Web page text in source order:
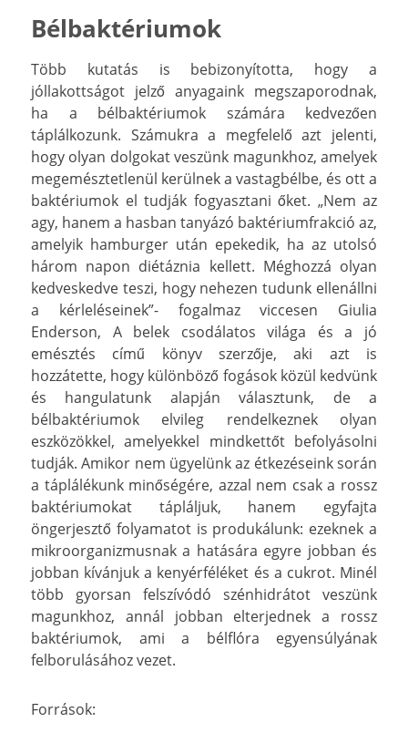
Bélbaktériumok
Több kutatás is bebizonyította, hogy a
jóllakottságot jelző anyagaink megszaporodnak,
ha a bélbaktériumok számára kedvezően
táplálkozunk. Számukra a megfelelő azt jelenti,
hogy olyan dolgokat veszünk magunkhoz, amelyek
megemésztetlenül kerülnek a vastagbélbe, és ott a
baktériumok el tudják fogyasztani őket. „Nem az
agy, hanem a hasban tanyázó baktériumfrakció az,
amelyik hamburger után epekedik, ha az utolsó
három napon diétáznia kellett. Méghozzá olyan
kedveskedve teszi, hogy nehezen tudunk ellenállni
a kérleléseinek”- fogalmaz viccesen Giulia
Enderson, A belek csodálatos világa és a jó
emésztés című könyv szerzője, aki azt is
hozzátette, hogy különböző fogások közül kedvünk
és hangulatunk alapján választunk, de a
bélbaktériumok elvileg rendelkeznek olyan
eszközökkel, amelyekkel mindkettőt befolyásolni
tudják. Amikor nem ügyelünk az étkezéseink során
a táplálékunk minőségére, azzal nem csak a rossz
baktériumokat tápláljuk, hanem egyfajta
öngerjesztő folyamatot is produkálunk: ezeknek a
mikroorganizmusnak a hatására egyre jobban és
jobban kívánjuk a kenyérféléket és a cukrot. Minél
több gyorsan felszívódó szénhidrátot veszünk
magunkhoz, annál jobban elterjednek a rossz
baktériumok, ami a bélflóra egyensúlyának
felborulásához vezet.
Források: